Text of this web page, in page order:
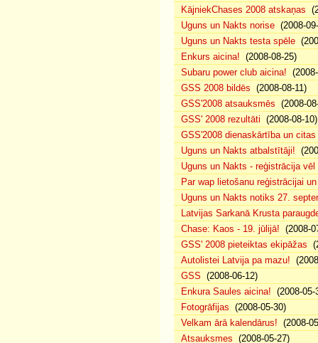
KājniekChases 2008 atskaņas
Uguns un Nakts norise (2008-
Uguns un Nakts testa spēle
Enkurs aicina! (2008-08-25)
Subaru power club aicina!
GSS 2008 bildēs (2008-08-11)
GSS'2008 atsauksmēs (2008-
GSS' 2008 rezultāti (2008-08-10)
GSS'2008 dienaskārtība un
Uguns un Nakts atbalstītāji!
Uguns un Nakts - reģistrācija
Par wap lietošanu reģistrācijai
Uguns un Nakts notiks 27.
Latvijas Sarkanā Krusta
Chase: Kaos - 19. jūlijā! (2008-
GSS' 2008 pieteiktas ekipāžas
Autolistei Latvija pa mazu!
GSS (2008-06-12)
Enkura Saules aicina! (2008-05-
Fotogrāfijas (2008-05-30)
Velkam ārā kalendārus! (2008-
Atsauksmes (2008-05-27)